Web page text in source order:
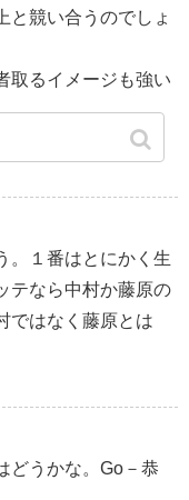
と競い合うのでしょ
取るイメージも強い
しています
。１番はとにかく生
テなら中村か藤原の
ではなく藤原とは
どうかな。Go－恭